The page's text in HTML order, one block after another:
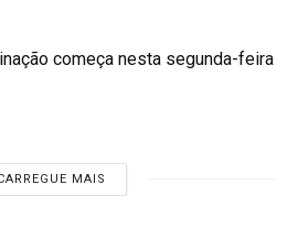
começa nesta segunda-feira
MAIS